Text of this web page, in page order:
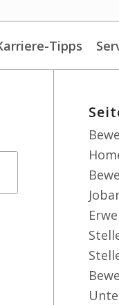
Tipps